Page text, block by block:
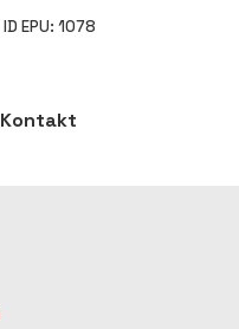
ID EPU: 1078
Kontakt